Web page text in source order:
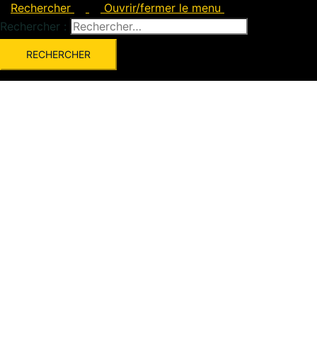
Rechercher
Ouvrir/fermer le menu
Rechercher :